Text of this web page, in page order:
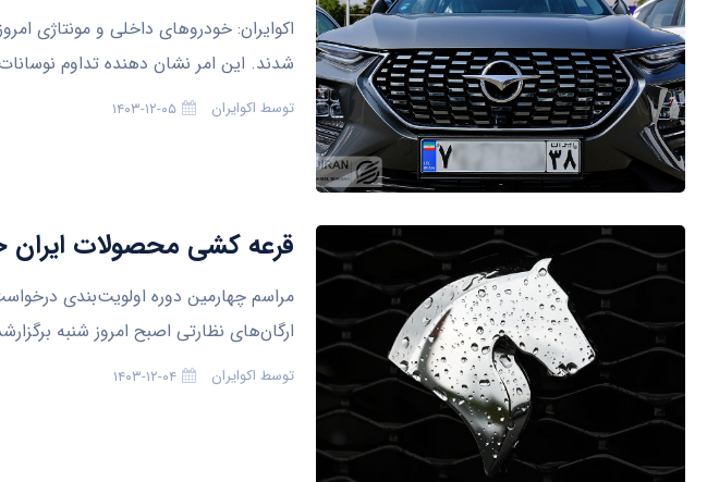
اکوایران: خودروهای داخلی و مونتاژی
شدند. این امر نشان دهنده تداوم
توسط اکوایران ۱۴۰۳-۱۲-۰۵
قرعه کشی محصولات ایران
مراسم چهارمین دوره اولویت‌بندی
ارگان‌های نظارتی اصبح امروز شنبه
توسط اکوایران ۱۴۰۳-۱۲-۰۴